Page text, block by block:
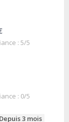
: 5/5
: 0/5
Depuis 3 mois